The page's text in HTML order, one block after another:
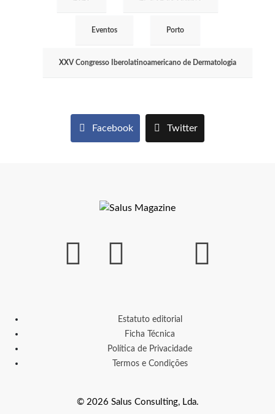
Eventos Porto
XXV Congresso Iberolatinoamericano de Dermatologia
Facebook Twitter
Estatuto editorial
Ficha Técnica
Política de Privacidade
Termos e Condições
© 2026 Salus Consulting, Lda.